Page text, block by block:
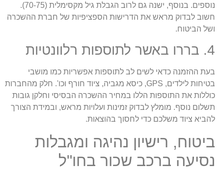
נוספים. בנוסף, ישנה גם לרוב הגבלת גיל מקסימלית (70-75).
לבדוק מראש את הדרישות הספציפיות של חברת ההשכרה
הביטוח.
ההזמנה כדאי לשים לב לתוספות אפשריות כמו מושבי
בטיחות לילדים, GPS, כיסא מגביה, ציוד חורף וכו'. חלק מהחברות
את התוספות הללו במחיר ההשכרה הבסיסי וחלקן גובות
נוסף. מומלץ לבדוק זמינות ועלויות מראש, ובמידת הצורך
ציוד משלכם כדי לחסוך בהוצאות.
רישיון נהיגה ומגבלות
ברכב שכור בחו"ל